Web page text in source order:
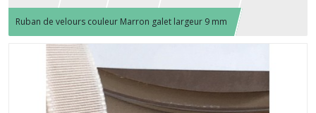
Ruban de velours couleur Marron galet largeur 9 mm